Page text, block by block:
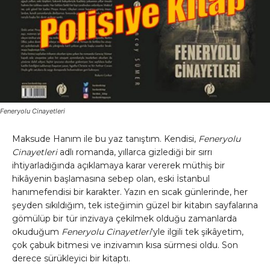
Feneryolu Cinayetleri
Maksude Hanım ile bu yaz tanıştım. Kendisi, Feneryolu
Cinayetleri adlı romanda, yıllarca gizlediği bir sırrı
ihtiyarladığında açıklamaya karar vererek müthiş bir
hikâyenin başlamasına sebep olan, eski İstanbul
hanımefendisi bir karakter. Yazın en sıcak günlerinde, her
şeyden sıkıldığım, tek isteğimin güzel bir kitabın sayfalarına
gömülüp bir tür inzivaya çekilmek olduğu zamanlarda
okuduğum Feneryolu Cinayetleri‘yle ilgili tek şikâyetim,
çok çabuk bitmesi ve inzivamın kısa sürmesi oldu. Son
derece sürükleyici bir kitaptı.